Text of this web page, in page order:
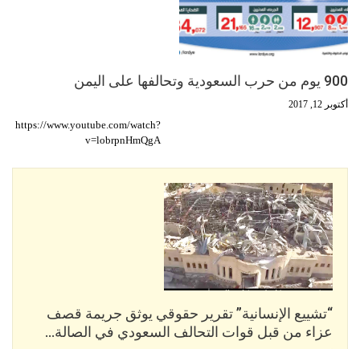
900 يوم من حرب السعودية وتحالفها على اليمن
أكتوبر 12, 2017
https://www.youtube.com/watch?
v=lobrpnHmQgA
“تشييع الإنسانية” تقرير حقوقي يوثق جريمة قصف
عزاء من قبل قوات التحالف السعودي في الصالة…